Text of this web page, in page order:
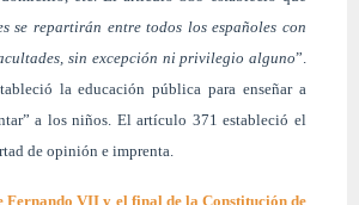
se repartirán entre todos los españoles con
sin excepción ni privilegio alguno”.
la educación pública para enseñar a
a los niños. El artículo 371 estableció el
de opinión e imprenta.
Fernando VII y el final de la Constitución de